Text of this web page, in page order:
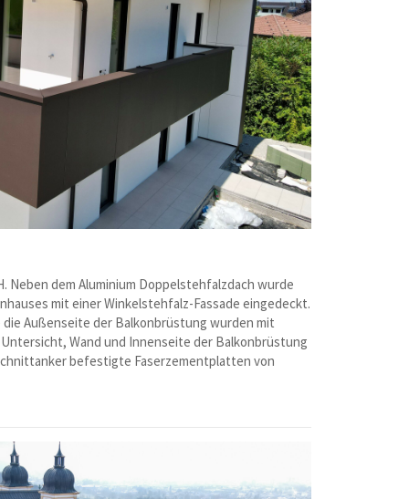
Neben dem Aluminium Doppelstehfalzdach wurde
mit einer Winkelstehfalz-Fassade eingedeckt.
Außenseite der Balkonbrüstung wurden mit
Wand und Innenseite der Balkonbrüstung
befestigte Faserzementplatten von